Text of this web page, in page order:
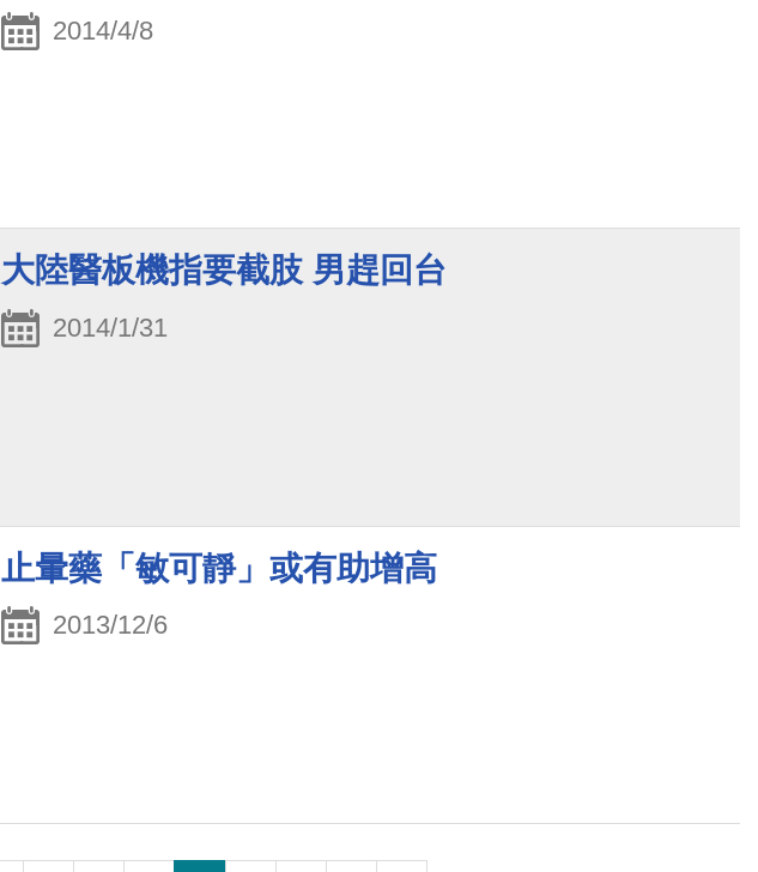
2014/4/8
大陸醫板機指要截肢 男趕回台
2014/1/31
止暈藥「敏可靜」或有助增高
2013/12/6